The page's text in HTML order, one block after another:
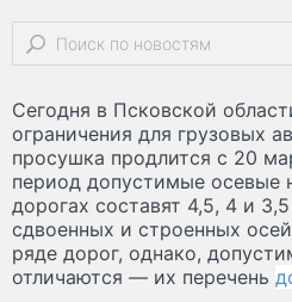
Сегодня в Псковской
ограничения для грузовых
просушка продлится с 20
период допустимые осевые
дорогах составят 4,5, 4 и
сдвоенных и строенных
ряде дорог, однако,
отличаются — их перечень